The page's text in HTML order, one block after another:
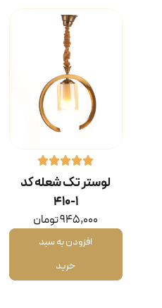
لوستر تک شعله کد
۱-۴۱۰
945,000تومان
افزودن به سبد
خرید